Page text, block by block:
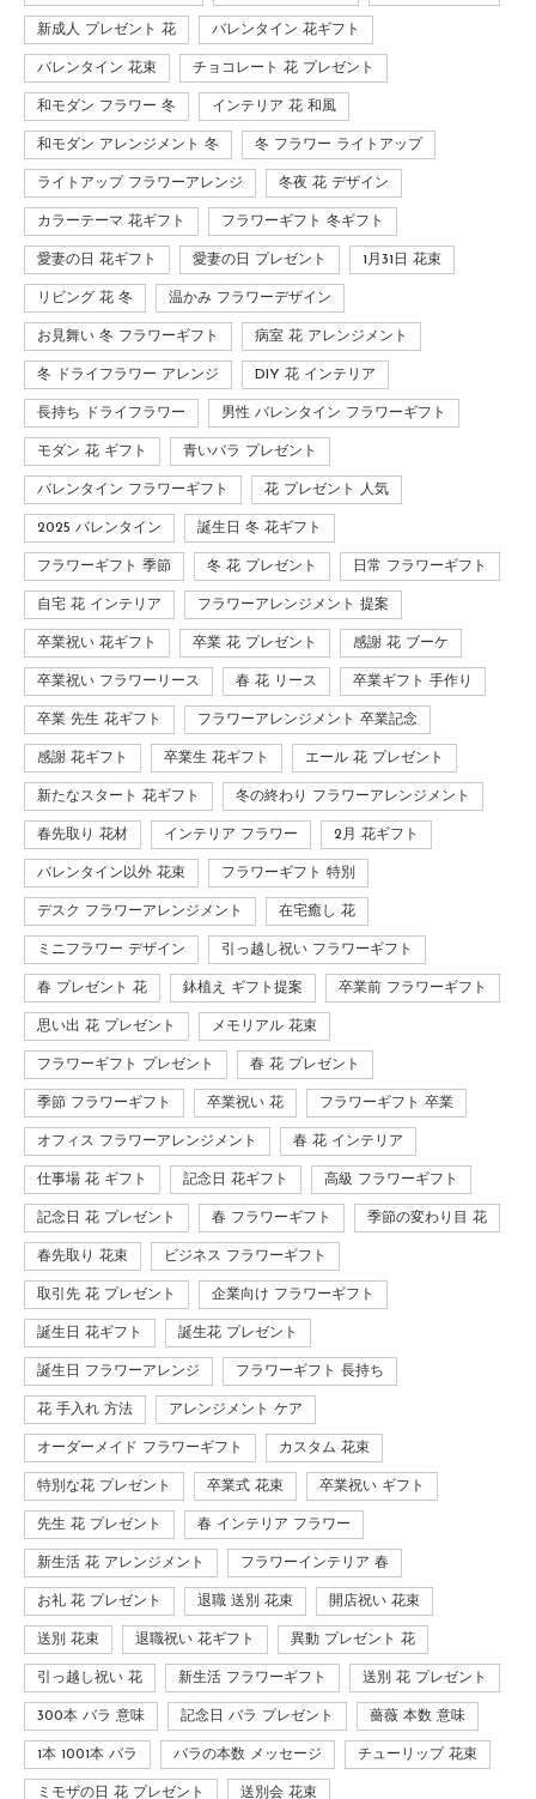
新成人 プレゼント 花 バレンタイン 花ギフト
バレンタイン 花束 チョコレート 花 プレゼント
和モダン フラワー 冬 インテリア 花 和風
和モダン アレンジメント 冬 冬 フラワー ライトアップ
ライトアップ フラワーアレンジ 冬夜 花 デザイン
カラーテーマ 花ギフト フラワーギフト 冬ギフト
愛妻の日 花ギフト 愛妻の日 プレゼント 1月31日 花束
リビング 花 冬 温かみ フラワーデザイン
お見舞い 冬 フラワーギフト 病室 花 アレンジメント
冬 ドライフラワー アレンジ DIY 花 インテリア
長持ち ドライフラワー 男性 バレンタイン フラワーギフト
モダン 花 ギフト 青いバラ プレゼント
バレンタイン フラワーギフト 花 プレゼント 人気
2025 バレンタイン 誕生日 冬 花ギフト
フラワーギフト 季節 冬 花 プレゼント 日常 フラワーギフト
自宅 花 インテリア フラワーアレンジメント 提案
卒業祝い 花ギフト 卒業 花 プレゼント 感謝 花 ブーケ
卒業祝い フラワーリース 春 花 リース 卒業ギフト 手作り
卒業 先生 花ギフト フラワーアレンジメント 卒業記念
感謝 花ギフト 卒業生 花ギフト エール 花 プレゼント
新たなスタート 花ギフト 冬の終わり フラワーアレンジメント
春先取り 花材 インテリア フラワー 2月 花ギフト
バレンタイン以外 花束 フラワーギフト 特別
デスク フラワーアレンジメント 在宅癒し 花
ミニフラワー デザイン 引っ越し祝い フラワーギフト
春 プレゼント 花 鉢植え ギフト提案 卒業前 フラワーギフト
思い出 花 プレゼント メモリアル 花束
フラワーギフト プレゼント 春 花 プレゼント
季節 フラワーギフト 卒業祝い 花 フラワーギフト 卒業
オフィス フラワーアレンジメント 春 花 インテリア
仕事場 花 ギフト 記念日 花ギフト 高級 フラワーギフト
記念日 花 プレゼント 春 フラワーギフト 季節の変わり目 花
春先取り 花束 ビジネス フラワーギフト
取引先 花 プレゼント 企業向け フラワーギフト
誕生日 花ギフト 誕生花 プレゼント
誕生日 フラワーアレンジ フラワーギフト 長持ち
花 手入れ 方法 アレンジメント ケア
オーダーメイド フラワーギフト カスタム 花束
特別な花 プレゼント 卒業式 花束 卒業祝い ギフト
先生 花 プレゼント 春 インテリア フラワー
新生活 花 アレンジメント フラワーインテリア 春
お礼 花 プレゼント 退職 送別 花束 開店祝い 花束
送別 花束 退職祝い 花ギフト 異動 プレゼント 花
引っ越し祝い 花 新生活 フラワーギフト 送別 花 プレゼント
300本 バラ 意味 記念日 バラ プレゼント 薔薇 本数 意味
1本 1001本 バラ バラの本数 メッセージ チューリップ 花束
ミモザの日 花 プレゼント 送別会 花束